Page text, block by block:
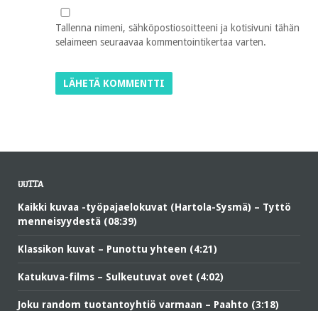
Tallenna nimeni, sähköpostiosoitteeni ja kotisivuni tähän
selaimeen seuraavaa kommentointikertaa varten.
UUTTA
Kaikki kuvaa -työpajaelokuvat (Hartola-Sysmä) – Tyttö
menneisyydestä (08:39)
Klassikon kuvat – Punottu yhteen (4:21)
Katukuva-films – Sulkeutuvat ovet (4:02)
Joku random tuotantoyhtiö varmaan – Paahto (3:18)